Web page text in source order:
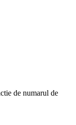
de numarul de